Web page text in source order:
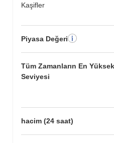
Kaşifler
Piyasa Değeri
Tüm Zamanların En Yüksek
Seviyesi
hacim (24 saat)